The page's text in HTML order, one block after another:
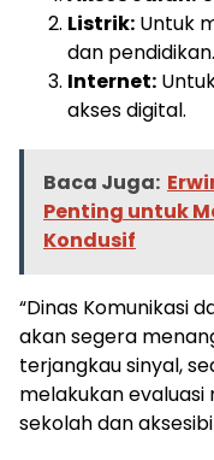
Listrik: Untuk
dan pendidikan.
Internet:
akses digital.
Baca Juga:
Penting untuk
Kondusif
“Dinas Komunikasi
akan segera
terjangkau sinyal,
melakukan
sekolah dan